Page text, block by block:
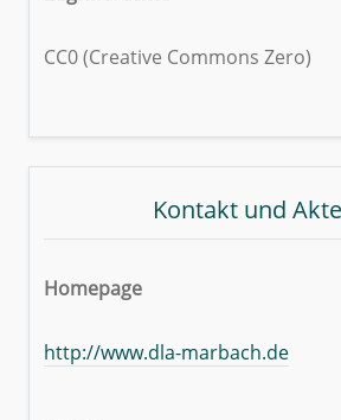
CC0 (Creative Commons Zero)
Kontakt und
Homepage
http://www.dla-marbach.de